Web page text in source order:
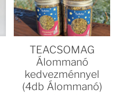
TEACSOMAG
Álommanó
kedvezménnyel
(4db Álommanó)